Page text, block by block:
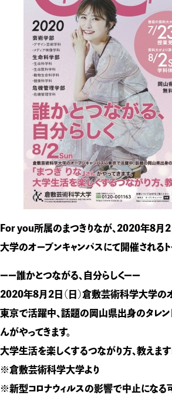
For you所属のまつきりなが、2020年8月2
大学のオープンキャンパスにて開催されるト
ーー誰かとつながる、自分らしくーー
2020年8月2日（日）倉敷芸術科学大学の
東京で活躍中、話題の岡山県出身のタレン
んがやってきます。
大学生活を楽しくするつながり方、教えま
※倉敷芸術科学大学より
※新型コロナウィルスの影響で中止になる